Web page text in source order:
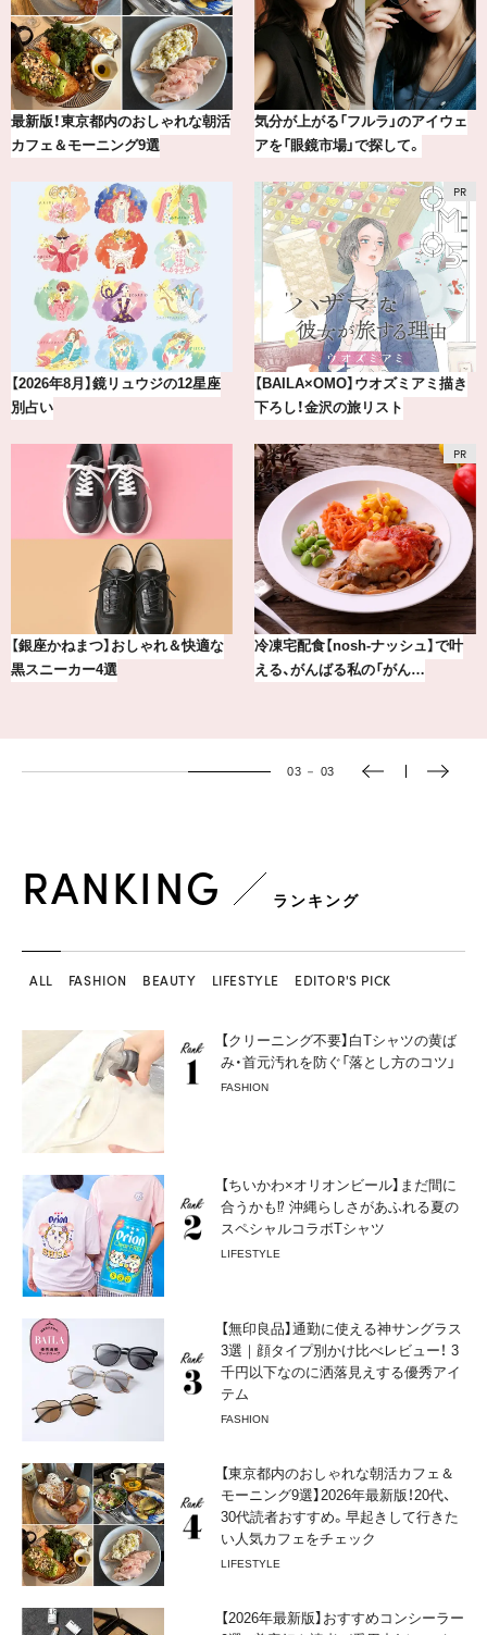
最新版！東京都内のおしゃれな朝活
カフェ＆モーニング9選
気分が上がる「フルラ」のアイウェ
アを「眼鏡市場」で探して。
【2026年8月】鏡リュウジの12星座
別占い
【BAILA×OMO】ウオズミアミ描き
下ろし！金沢の旅リスト
【銀座かねまつ】おしゃれ＆快適な
黒スニーカー4選
冷凍宅配食【nosh-ナッシュ】で叶
える、がんばる私の「がん…
03 － 03
RANKING ランキング
ALL FASHION BEAUTY LIFESTYLE EDITOR'S PICK
【クリーニング不要】白Tシャツの黄ば
み・首元汚れを防ぐ「落とし方のコツ」
FASHION
【ちいかわ×オリオンビール】まだ間に
合うかも⁉︎ 沖縄らしさがあふれる夏の
スペシャルコラボTシャツ
LIFESTYLE
【無印良品】通勤に使える神サングラス
3選｜顔タイプ別かけ比べレビュー！ 3
千円以下なのに洒落見えする優秀アイ
テム
FASHION
【東京都内のおしゃれな朝活カフェ＆
モーニング9選】2026年最新版！20代、
30代読者おすすめ。早起きして行きた
い人気カフェをチェック
LIFESTYLE
【2026年最新版】おすすめコンシーラー